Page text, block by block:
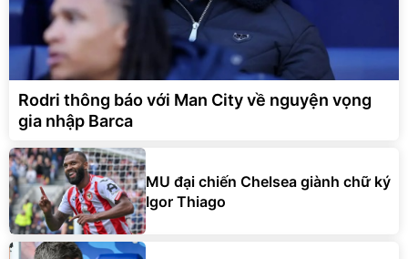
Rodri thông báo với Man City về nguyện vọng
gia nhập Barca
MU đại chiến Chelsea giành chữ ký
Igor Thiago